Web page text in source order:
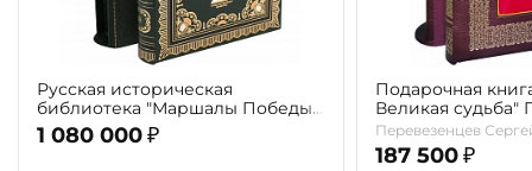
Русская историческая
библиотека "Маршалы Победы"
(7 томов)
1 080 000 ₽
Подарочная
Великая судьба"
С. В.
Перевезенцев
187 500 ₽